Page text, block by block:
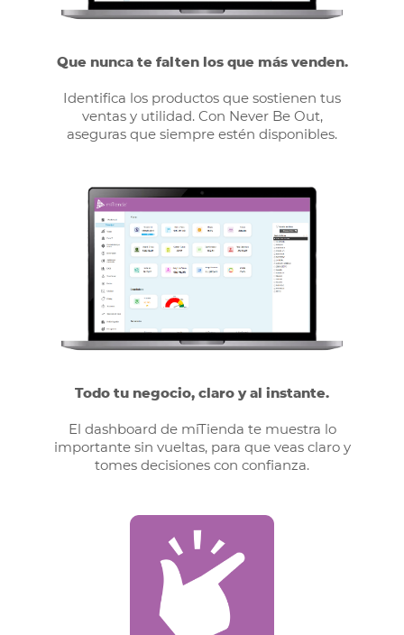
Que nunca te falten los que más venden.
Identifica los productos que sostienen tus
ventas y utilidad. Con Never Be Out,
aseguras que siempre estén disponibles.
Todo tu negocio, claro y al instante.
El dashboard de miTienda te muestra lo
importante sin vueltas, para que veas claro y
tomes decisiones con confianza.